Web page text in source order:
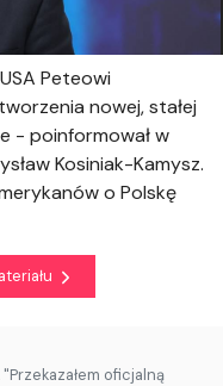
Peteowi
nowej, stałej
- poinformował w
Kosiniak-Kamysz.
o Polskę
oficjalną